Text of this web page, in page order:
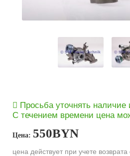
Просьба уточнять
С течением времени цена
Цена: 550BYN
цена действует при учете